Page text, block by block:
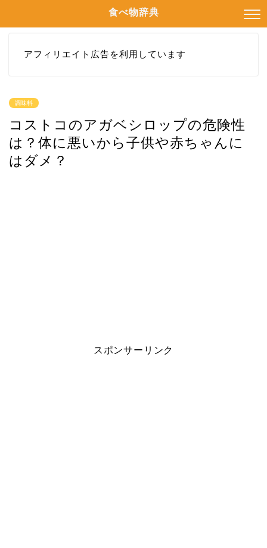
食べ物辞典
アフィリエイト広告を利用しています
調味料
コストコのアガベシロップの危険性
は？体に悪いから子供や赤ちゃんに
はダメ？
スポンサーリンク